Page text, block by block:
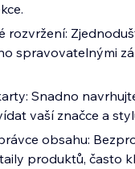
rozvržení:
spravovatelnými
Snadno
vaší značce a
obsahu:
produktů, často